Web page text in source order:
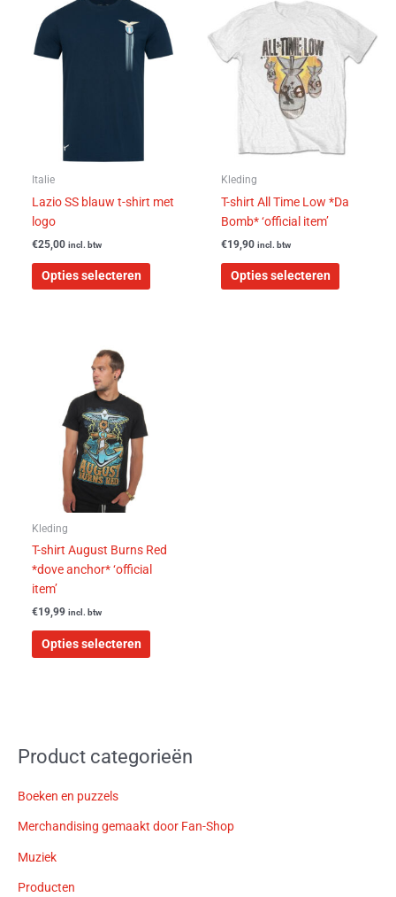
Italie
Lazio SS blauw t-shirt met
logo
€25,00 incl. btw
Opties selecteren
product
heeft
meerdere
Kleding
T-shirt All Time Low *Da
Bomb* ‘official item’
€19,90 incl. btw
Opties selecteren
product
meerdere
variaties.
Deze
kan
gekozen
op
Kleding
T-shirt August Burns Red
*dove anchor* ‘official
item’
€19,99 incl. btw
Opties selecteren
op
de
Product categorieën
Boeken en puzzels
Merchandising gemaakt door Fan-Shop
Muziek
Producten